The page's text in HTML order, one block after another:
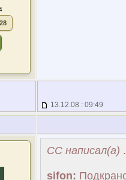
13.12.08 : 09:49
CC написал(а)
sifon: